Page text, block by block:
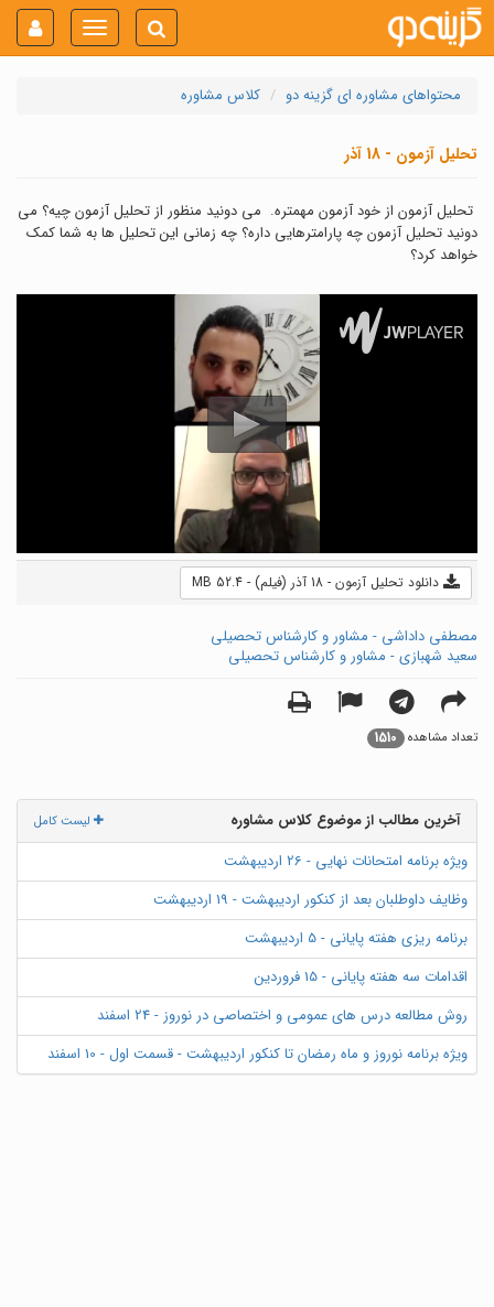
Toggle
navigation
محتواهای مشاوره ای گزینه دو کلاس مشاوره
تحلیل آزمون - 18 آذر
تحلیل آزمون از خود آزمون مهمتره. می دونید منظور از تحلیل آزمون چیه؟ می
دونید تحلیل آزمون چه پارامترهایی داره؟ چه زمانی این تحلیل ها به شما کمک
خواهد کرد؟
دانلود تحلیل آزمون - 18 آذر (فیلم) - 52.4 MB
مصطفی داداشی - مشاور و کارشناس تحصیلی
سعید شهبازی - مشاور و کارشناس تحصیلی
تعداد مشاهده 1510
لیست کامل
آخرین مطالب از موضوع کلاس مشاوره
ویژه برنامه امتحانات نهایی - 26 اردیبهشت
وظایف داوطلبان بعد از کنکور اردیبهشت - 19 اردیبهشت
برنامه ریزی هفته پایانی - 5 اردیبهشت
اقدامات سه هفته پایانی - 15 فروردین
روش مطالعه درس های عمومی و اختصاصی در نوروز - 24 اسفند
ویژه برنامه نوروز و ماه رمضان تا کنکور اردیبهشت - قسمت اول - 10 اسفند